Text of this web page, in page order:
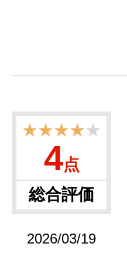
★★★★★
4点
総合評価
2026/03/19